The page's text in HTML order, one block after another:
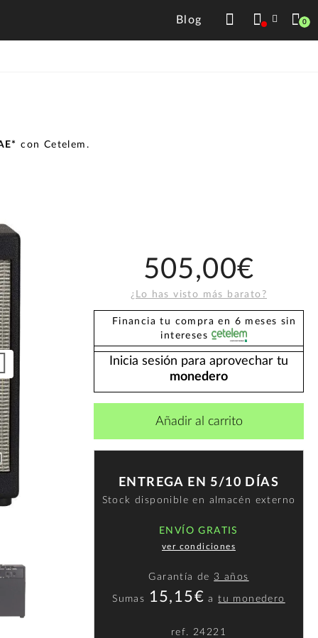
Blog 0
con Cetelem.
505,00€
¿Lo has visto más barato?
Financia tu compra en 6 meses sin
intereses
Inicia sesión para aprovechar tu
monedero
Añadir al carrito
ENTREGA EN 5/10 DÍAS
Stock disponible en almacén externo
ENVÍO GRATIS
ver condiciones
Garantía de 3 años
Sumas 15,15€ atu monedero
ref. 24221